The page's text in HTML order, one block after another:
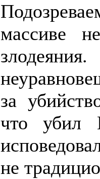
массиве
за
что убил
не